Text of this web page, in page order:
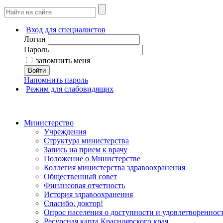
Вход для специалистов
Логин
Пароль
запомнить меня
Войти
Напомнить пароль
Режим для слабовидящих
Министерство
Учреждения
Структура министерства
Запись на прием к врачу
Положение о Министерстве
Коллегия министерства здравоохранения
Общественный совет
Финансовая отчетность
История здравоохранения
Спасибо, доктор!
Опрос населения о доступности и
Ресурсная карта Красноярского края